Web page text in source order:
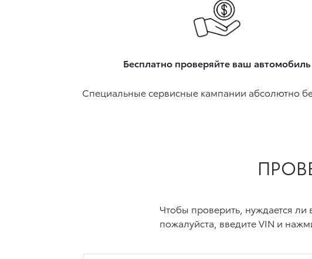
Бесплатно проверяйте ваш автомобиль
Специальные сервисные кампании абсолютно